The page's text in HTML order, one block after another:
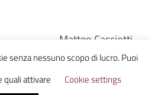
Matteo Cacciotti
senza nessuno scopo di lucro. Puoi
quali attivare
Cookie settings